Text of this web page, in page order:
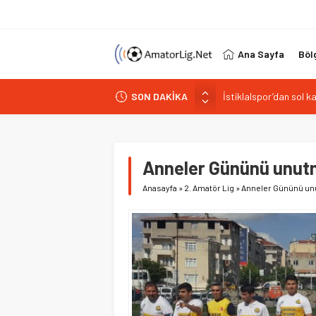
Ana Sayfa
SON DAKİKA
Paşabahçespor’da
İstanbul Gençlerbirliği
Kuzeyin Kaplanları
Anneler Gününü
Anasayfa » 2. Amatör Lig »Anneler Gününü